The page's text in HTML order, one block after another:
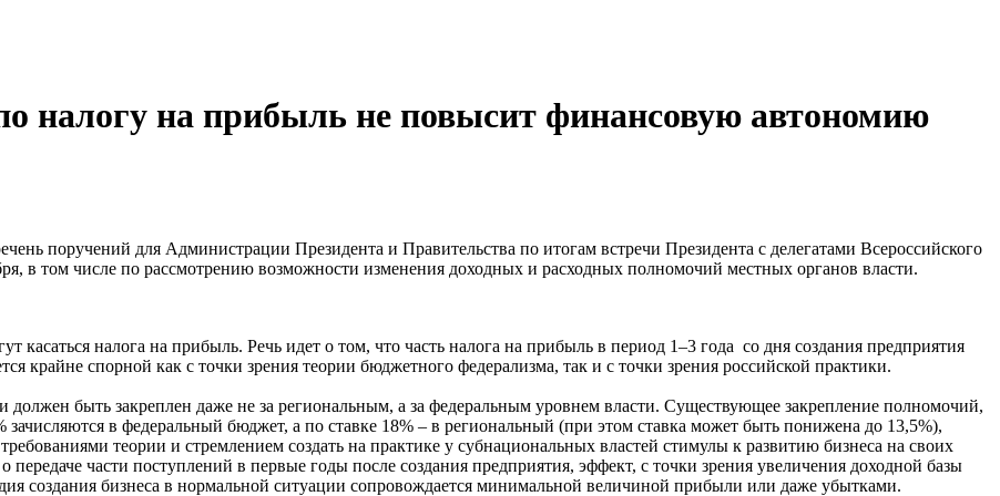
налогу на прибыль не повысит финансовую автономию
поручений для Администрации Президента и Правительства по итогам встречи Президента с делегатами Всероссийского
в том числе по рассмотрению возможности изменения доходных и расходных полномочий местных органов власти.
касаться налога на прибыль. Речь идет о том, что часть налога на прибыль в период 1–3 года со дня создания предприятия
крайне спорной как с точки зрения теории бюджетного федерализма, так и с точки зрения российской практики.
быть закреплен даже не за региональным, а за федеральным уровнем власти. Существующее закрепление полномочий,
зачисляются в федеральный бюджет, а по ставке 18% – в региональный (при этом ставка может быть понижена до 13,5%),
теории и стремлением создать на практике у субнациональных властей стимулы к развитию бизнеса на своих
передаче части поступлений в первые годы после создания предприятия, эффект, с точки зрения увеличения доходной базы
создания бизнеса в нормальной ситуации сопровождается минимальной величиной прибыли или даже убытками.